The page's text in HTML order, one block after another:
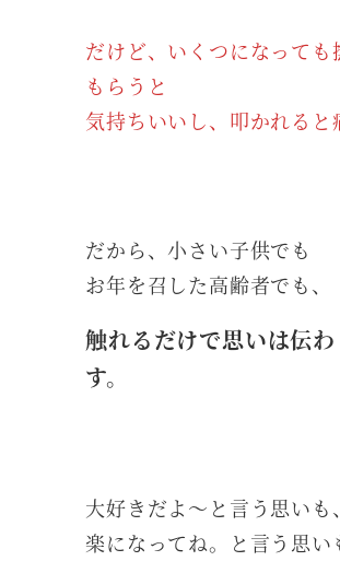
だけど、いくつになっても
もらうと
気持ちいいし、叩かれると
だから、小さい子供でも
お年を召した高齢者でも、
触れるだけで思いは伝わ
す。
大好きだよ～と言う思いも、
楽になってね。と言う思い